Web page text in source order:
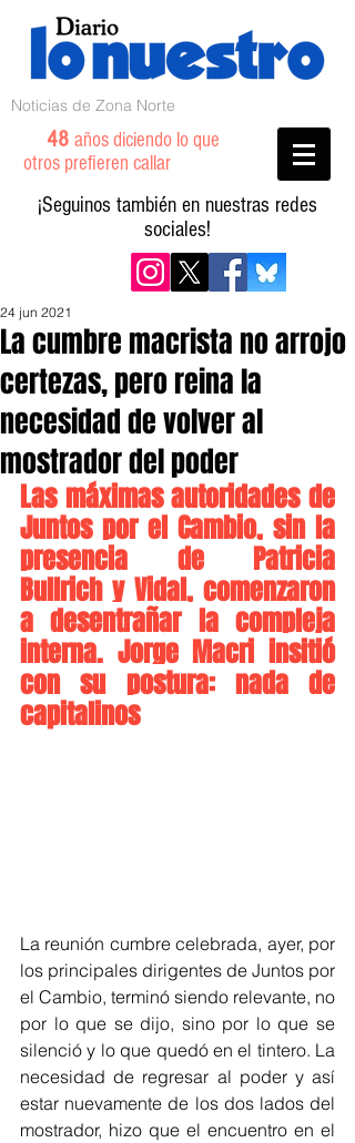
Noticias de Zona Norte
48 años diciendo lo que
otros prefieren callar
¡Seguinos también en nuestras redes
sociales!
La cumbre macrista no arrojo
certezas, pero reina la
necesidad de volver al
mostrador del poder
24 jun 2021
Las máximas autoridades de
Juntos por el Cambio, sin la
presencia de Patricia
Bullrich y Vidal, comenzaron
a desentrañar la compleja
interna. Jorge Macri insitió
con su postura: nada de
capitalinos
La reunión cumbre celebrada, ayer, por
los principales dirigentes de Juntos por
el Cambio, terminó siendo relevante, no
por lo que se dijo, sino por lo que se
silenció y lo que quedó en el tintero. La
necesidad de regresar al poder y así
estar nuevamente de los dos lados del
mostrador, hizo que el encuentro en el